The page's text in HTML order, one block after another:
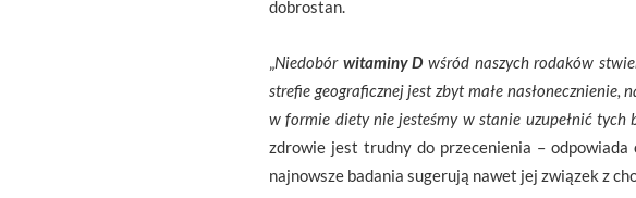
dobrostan.
„Niedobór witaminy Dwśród naszych rodaków
strefie geograficznej jest zbyt małe
w formie diety nie jesteśmy w stanie uzupełnić tych
zdrowie jest trudny do przecenienia –
najnowsze badania sugerują nawet jej związek z